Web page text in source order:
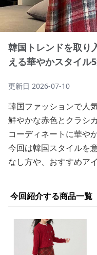
韓国トレンドを取り
える華やかスタイル
更新日 2026-07-10
韓国ファッションで人
鮮やかな赤色とクラシ
コーディネートに華や
今回は韓国スタイルを
なし方や、おすすめア
今回紹介する商品一覧